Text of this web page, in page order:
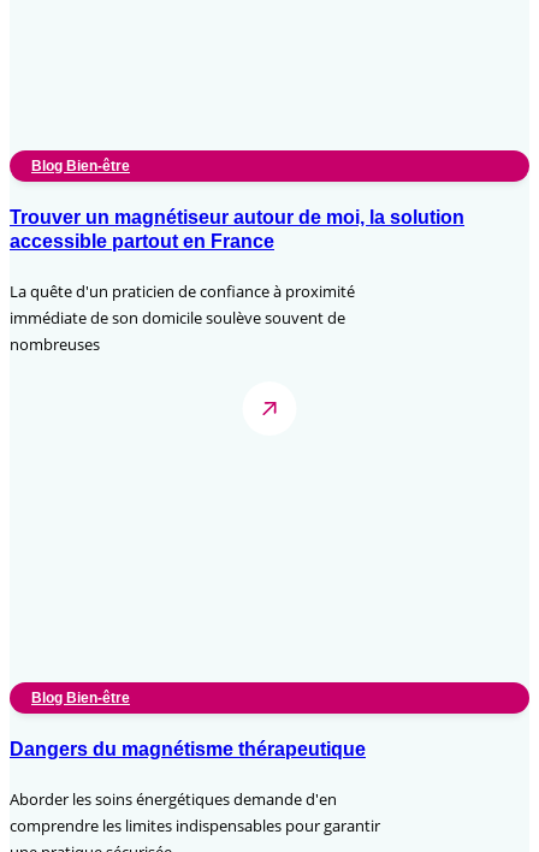
Blog Bien-être
Trouver un magnétiseur autour de moi, la solution
accessible partout en France
La quête d'un praticien de confiance à proximité
immédiate de son domicile soulève souvent de
nombreuses
Blog Bien-être
Dangers du magnétisme thérapeutique
Aborder les soins énergétiques demande d'en
comprendre les limites indispensables pour garantir